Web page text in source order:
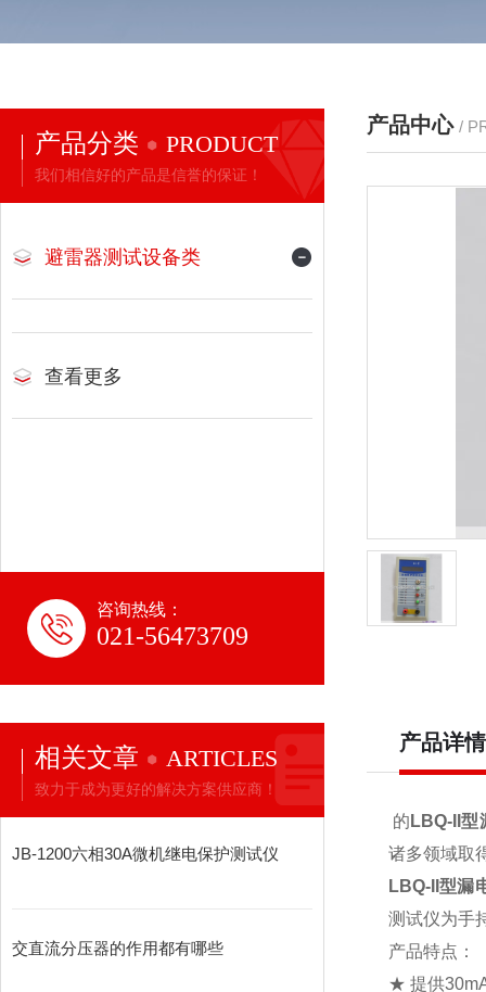
产品分类 PRODUCT
我们相信好的产品是信誉的保证！
避雷器测试设备类
查看更多
咨询热线：
021-56473709
相关文章 ARTICLES
致力于成为更好的解决方案供应商！
JB-1200六相30A微机继电保护测试仪
交直流分压器的作用都有哪些
产品中心 /
产品详情
的 LBQ-II型
诸多领域取
LBQ-II型漏
测试仪为手
产品特点：
★ 提供